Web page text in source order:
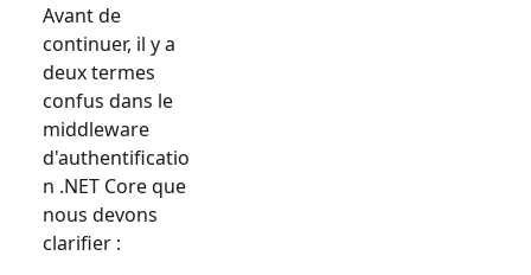
Avant de
continuer, il y a
deux termes
confus dans le
middleware
d'authentificatio
n .NET Core que
nous devons
clarifier :